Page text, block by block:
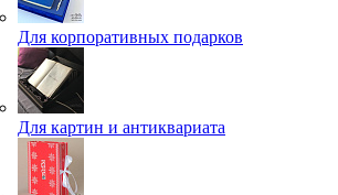
Для корпоративных подарков
Для картин и антиквариата